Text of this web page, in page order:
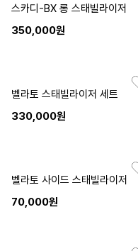
스카디-BX 롱 스태빌라이저
350,000원
벨라토 스태빌라이저 세트
330,000원
벨라토 사이드 스태빌라이저
70,000원